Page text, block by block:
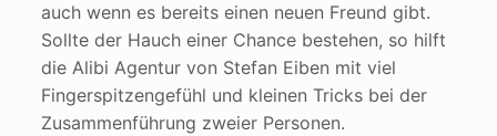
auch wenn es bereits einen neuen Freund gibt.
Sollte der Hauch einer Chance bestehen, so hilft
die Alibi Agentur von Stefan Eiben mit viel
Fingerspitzengefühl und kleinen Tricks bei der
Zusammenführung zweier Personen.